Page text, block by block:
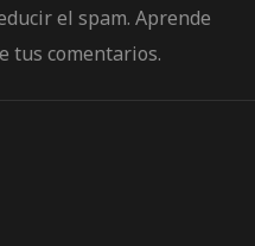
el spam. Aprende
tus comentarios.